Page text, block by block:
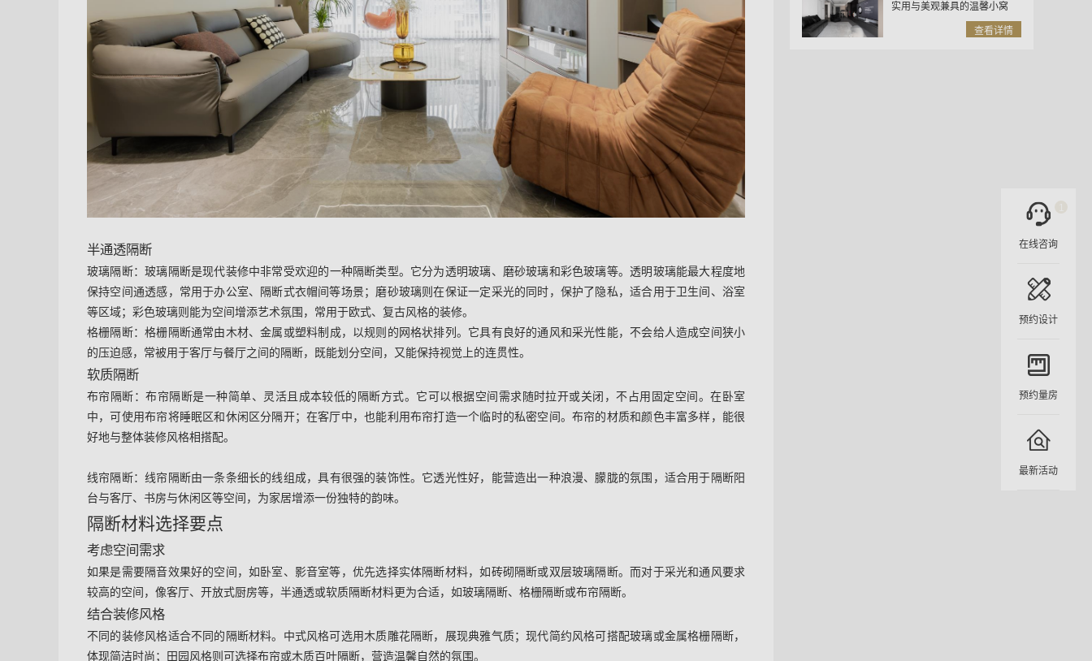
半通透隔断
玻璃隔断：玻璃隔断是现代装修中非常受欢迎的一种隔断类型。它分为透明玻璃、磨砂玻璃和彩色玻璃等。透明玻璃能最大程度地
保持空间通透感，常用于办公室、隔断式衣帽间等场景；磨砂玻璃则在保证一定采光的同时，保护了隐私，适合用于卫生间、浴室
等区域；彩色玻璃则能为空间增添艺术氛围，常用于欧式、复古风格的装修。
格栅隔断：格栅隔断通常由木材、金属或塑料制成，以规则的网格状排列。它具有良好的通风和采光性能，不会给人造成空间狭小
的压迫感，常被用于客厅与餐厅之间的隔断，既能划分空间，又能保持视觉上的连贯性。
软质隔断
布帘隔断：布帘隔断是一种简单、灵活且成本较低的隔断方式。它可以根据空间需求随时拉开或关闭，不占用固定空间。在卧室
中，可使用布帘将睡眠区和休闲区分隔开；在客厅中，也能利用布帘打造一个临时的私密空间。布帘的材质和颜色丰富多样，能很
好地与整体装修风格相搭配。
线帘隔断：线帘隔断由一条条细长的线组成，具有很强的装饰性。它透光性好，能营造出一种浪漫、朦胧的氛围，适合用于隔断阳
台与客厅、书房与休闲区等空间，为家居增添一份独特的韵味。
隔断材料选择要点
考虑空间需求
如果是需要隔音效果好的空间，如卧室、影音室等，优先选择实体隔断材料，如砖砌隔断或双层玻璃隔断。而对于采光和通风要求
较高的空间，像客厅、开放式厨房等，半通透或软质隔断材料更为合适，如玻璃隔断、格栅隔断或布帘隔断。
结合装修风格
不同的装修风格适合不同的隔断材料。中式风格可选用木质雕花隔断，展现典雅气质；现代简约风格可搭配玻璃或金属格栅隔断，
体现简洁时尚；田园风格则可选择布帘或木质百叶隔断，营造温馨自然的氛围。
实用与美观兼具的温馨小窝
查看详情
在线咨询
预约设计
预约量房
最新活动